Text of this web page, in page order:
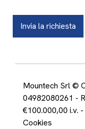
Invia la richiesta
Mountech Srl ©
04982080261 -
€100.000,00 i.v. -
Cookies